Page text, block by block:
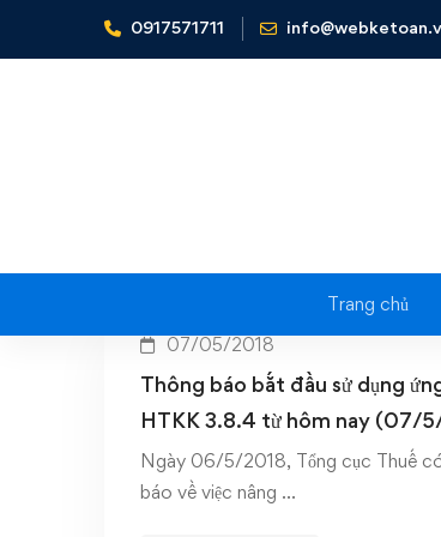
0917571711
Trang chủ
Home Phần mềm hỗ trợ kê khai HTKK 3.8.4
07/05/2018
Thông báo bắt đầu sử dụng
HTKK 3.8.4 từ hôm nay (07/
Ngày 06/5/2018, Tổng cục Thuế
báo về việc nâng …